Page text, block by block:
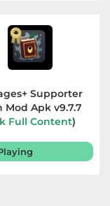
Supporter
Mod Apk v9.7.7
Full Content)